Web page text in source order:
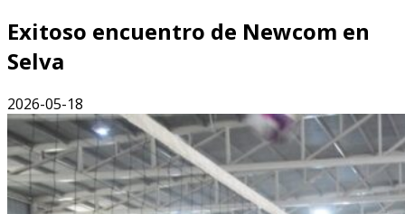
Exitoso encuentro de Newcom en
Selva
2026-05-18